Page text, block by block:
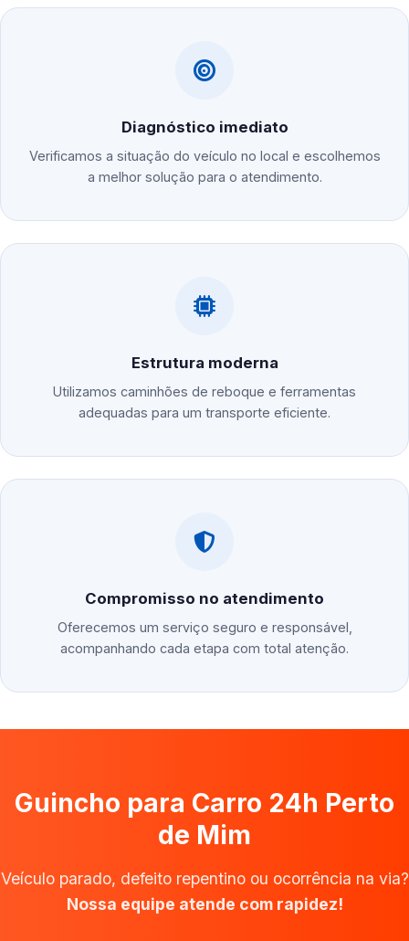
Diagnóstico imediato
Verificamos a situação do veículo no local e escolhemos
a melhor solução para o atendimento.
Estrutura moderna
Utilizamos caminhões de reboque e ferramentas
adequadas para um transporte eficiente.
Compromisso no atendimento
Oferecemos um serviço seguro e responsável,
acompanhando cada etapa com total atenção.
Guincho para Carro 24h Perto
de Mim
Veículo parado, defeito repentino ou ocorrência na via?
Nossa equipe atende com rapidez!